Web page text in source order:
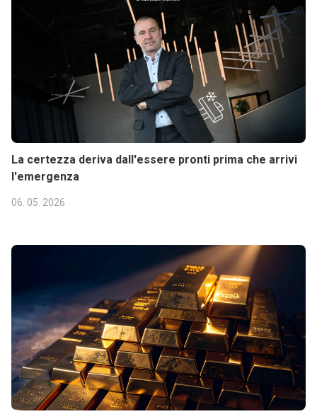
La certezza deriva dall'essere pronti prima che arrivi
l'emergenza
06. 05. 2026